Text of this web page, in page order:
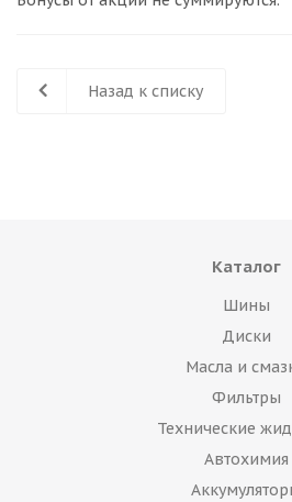
Назад к списку
Каталог
Шины
Диски
Масла и
Фильтры
Технические
Автохимия